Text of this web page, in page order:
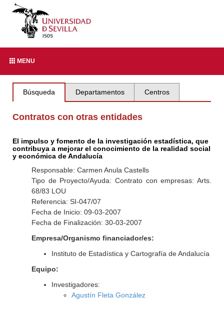
MENU
Búsqueda Departamentos Centros
Contratos con otras entidades
El impulso y fomento de la investigación estadística, que
contribuya a mejorar el conocimiento de la realidad social
y económica de Andalucía
Responsable: Carmen Anula Castells
Tipo de Proyecto/Ayuda: Contrato con empresas: Arts.
68/83 LOU
Referencia: SI-047/07
Fecha de Inicio: 09-03-2007
Fecha de Finalización: 30-03-2007
Empresa/Organismo financiador/es:
Instituto de Estadística y Cartografía de Andalucía
Equipo:
Investigadores:
Agustín Fleta González